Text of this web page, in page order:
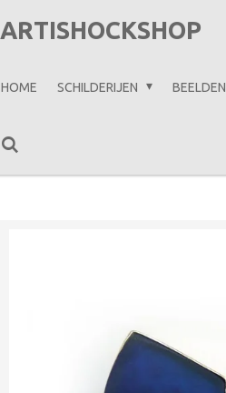
ARTISHOCKSHOP
HOME SCHILDERIJEN BEELDEN